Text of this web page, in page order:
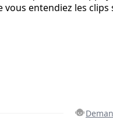
vous entendiez les clips